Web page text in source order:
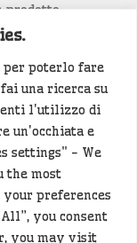
per poterlo fare
una ricerca su
l'utilizzo di
un'occhiata e
settings" - We
the most
preferences
you consent
you may visit
prodotto
diritti
e vuoi
per inviarci un
con
siti di interesse